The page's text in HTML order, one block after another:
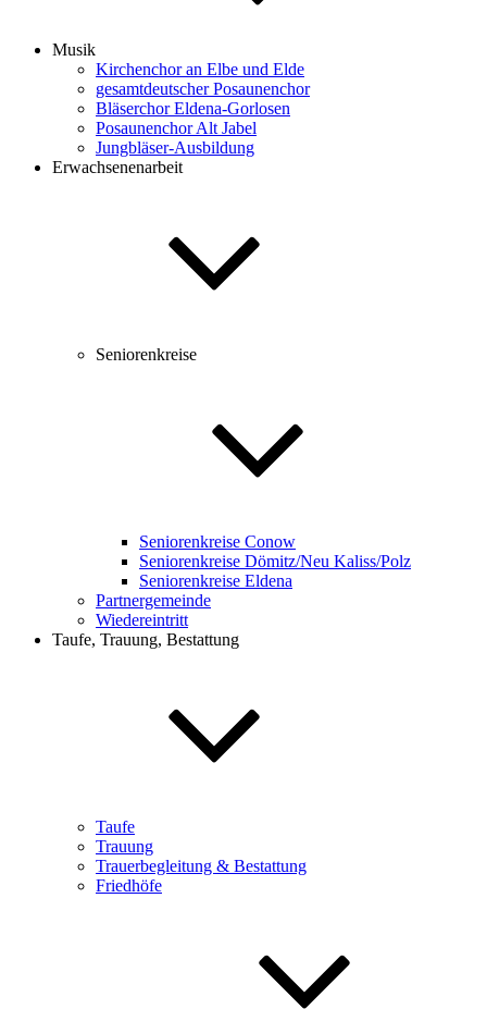
Musik
Kirchenchor an Elbe und Elde
gesamtdeutscher Posaunenchor
Bläserchor Eldena-Gorlosen
Posaunenchor Alt Jabel
Jungbläser-Ausbildung
Erwachsenenarbeit
Seniorenkreise
Seniorenkreise Conow
Seniorenkreise Dömitz/Neu Kaliss/Polz
Seniorenkreise Eldena
Partnergemeinde
Wiedereintritt
Taufe, Trauung, Bestattung
Taufe
Trauung
Trauerbegleitung & Bestattung
Friedhöfe